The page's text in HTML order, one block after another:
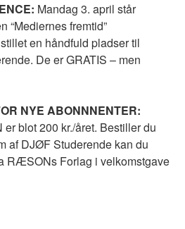
Mandag 3. april står
“Mediernes fremtid”
en håndfuld pladser til
De er GRATIS – men
NYE ABONNNENTER:
blot 200 kr./året. Bestiller du
af DJØF Studerende kan du
RÆSONs Forlag i velkomstgave